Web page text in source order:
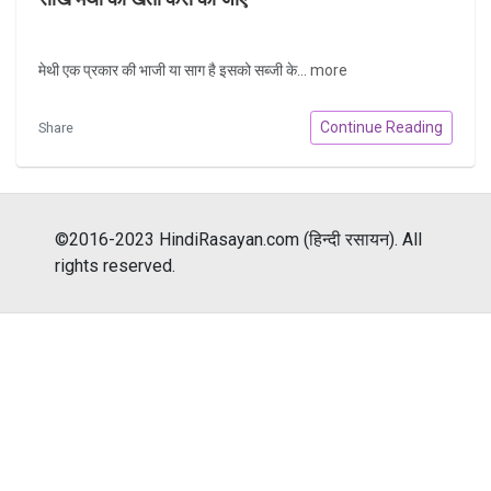
मेथी एक प्रकार की भाजी या साग है इसको सब्जी के... more
Share Continue Reading
©2016-2023 HindiRasayan.com (हिन्दी रसायन). All
rights reserved.